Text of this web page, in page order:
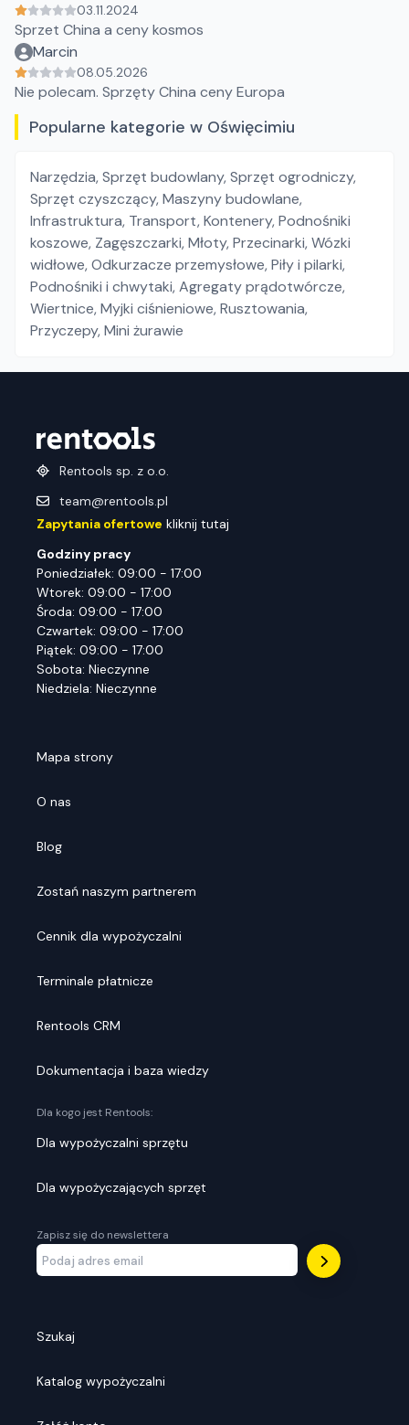
03.11.2024
Sprzet China a ceny kosmos
Marcin
08.05.2026
Nie polecam. Sprzęty China ceny Europa
Popularne kategorie w Oświęcimiu
Narzędzia,Sprzęt budowlany,Sprzęt ogrodniczy,
Sprzęt czyszczący,Maszyny budowlane,
Infrastruktura, Transport,Kontenery,Podnośniki
koszowe, Zagęszczarki,Młoty,Przecinarki,Wózki
widłowe,Odkurzacze przemysłowe,Piły i pilarki,
Podnośniki i chwytaki,Agregaty prądotwórcze,
Wiertnice,Myjki ciśnieniowe,Rusztowania,
Przyczepy,Mini żurawie
Rentools sp. z o.o.
team@rentools.pl
Zapytania ofertowe kliknij tutaj
Godziny pracy
Poniedziałek: 09:00 - 17:00
Wtorek: 09:00 - 17:00
Środa: 09:00 - 17:00
Czwartek: 09:00 - 17:00
Piątek: 09:00 - 17:00
Sobota: Nieczynne
Niedziela: Nieczynne
Mapa strony
O nas
Blog
Zostań naszym partnerem
Cennik dla wypożyczalni
Terminale płatnicze
Rentools CRM
Dokumentacja i baza wiedzy
Dla kogo jest Rentools:
Dla wypożyczalni sprzętu
Dla wypożyczających sprzęt
Zapisz się do newslettera
Szukaj
Katalog wypożyczalni